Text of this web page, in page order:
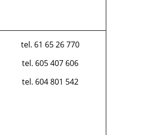
tel. 61 65 26 770
tel. 605 407 606
tel. 604 801 542